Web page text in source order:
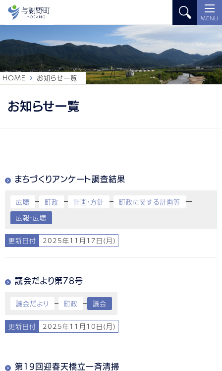
MENU
お知らせ一覧
HOME お知らせ一覧
まちづくりアンケート調査結果
広聴 町政 計画・方針
町政に関する計画等
広報・広聴
更新日付 2025年11月17日(月)
議会だより第78号
議会だより 町政 議会
更新日付 2025年11月10日(月)
第19回迎春天橋立一斉清掃